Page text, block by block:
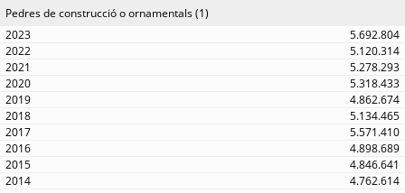
Pedres de construcció o ornamentals (1)
5.692.804
5.120.314
5.278.293
5.318.433
4.862.674
5.134.465
5.571.410
4.898.689
4.846.641
4.762.614